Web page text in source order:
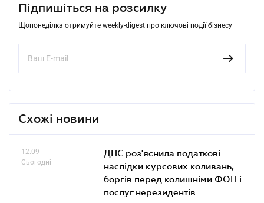
Підпишіться на розсилку
Щопонеділка отримуйте weekly-digest про ключові події бізнесу
Схожі новини
12.09
Сьогодні
ДПС роз'яснила податкові
наслідки курсових коливань,
боргів перед колишніми ФОП і
послуг нерезидентів